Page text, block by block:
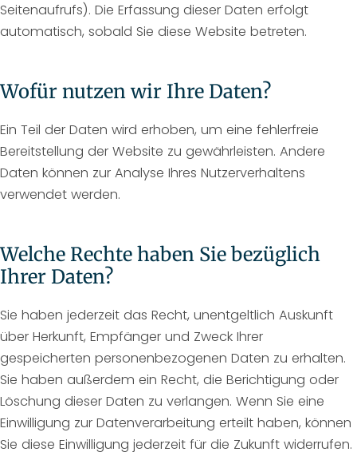
Seitenaufrufs). Die Erfassung dieser Daten erfolgt
automatisch, sobald Sie diese Website betreten.
Wofür nutzen wir Ihre Daten?
Ein Teil der Daten wird erhoben, um eine fehlerfreie
Bereitstellung der Website zu gewährleisten. Andere
Daten können zur Analyse Ihres Nutzerverhaltens
verwendet werden.
Welche Rechte haben Sie bezüglich
Ihrer Daten?
Sie haben jederzeit das Recht, unentgeltlich Auskunft
über Herkunft, Empfänger und Zweck Ihrer
gespeicherten personenbezogenen Daten zu erhalten.
Sie haben außerdem ein Recht, die Berichtigung oder
Löschung dieser Daten zu verlangen. Wenn Sie eine
Einwilligung zur Datenverarbeitung erteilt haben, können
Sie diese Einwilligung jederzeit für die Zukunft widerrufen.